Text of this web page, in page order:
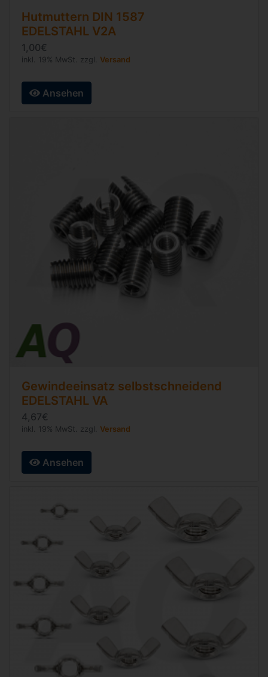
Hutmuttern DIN 1587
EDELSTAHL V2A
1,00€
inkl. 19% MwSt. zzgl. Versand
Ansehen
Gewindeeinsatz selbstschneidend
EDELSTAHL VA
4,67€
inkl. 19% MwSt. zzgl. Versand
Ansehen